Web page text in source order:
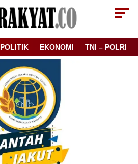
POLITIK EKONOMI TNI – POLRI